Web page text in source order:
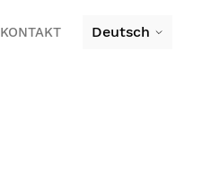
KONTAKT Deutsch